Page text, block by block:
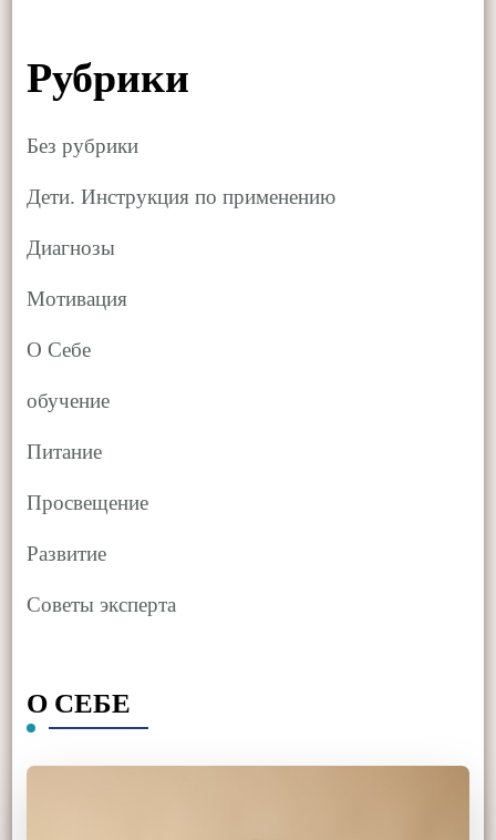
Рубрики
Без рубрики
Дети. Инструкция по применению
Диагнозы
Мотивация
О Себе
обучение
Питание
Просвещение
Развитие
Советы эксперта
О СЕБЕ